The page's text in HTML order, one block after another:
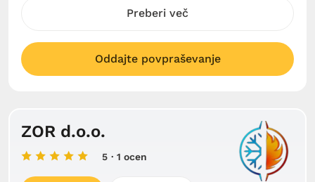
Preberi več
Oddajte povpraševanje
ZOR d.o.o.
5 · 1 ocen